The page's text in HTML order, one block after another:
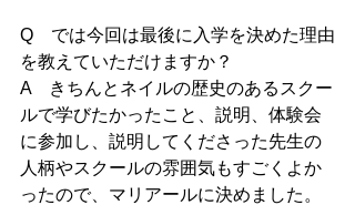
Q　では今回は最後に入学を決めた理由
を教えていただけますか？
A　きちんとネイルの歴史のあるスクー
ルで学びたかったこと、説明、体験会
に参加し、説明してくださった先生の
人柄やスクールの雰囲気もすごくよか
ったので、マリアールに決めました。